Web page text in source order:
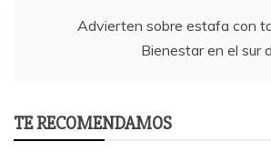
Advierten sobre estafa con
Bienestar en el sur
TE RECOMENDAMOS